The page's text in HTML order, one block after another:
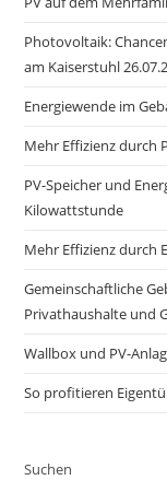
Photovoltaik:
am Kaiserstuhl
Energiewende im
Mehr Effizienz durch
PV-Speicher und
Kilowattstunde
Mehr Effizienz durch
Gemeinschaftliche
Privathaushalte und
Wallbox und PV-
So profitieren
Suchen